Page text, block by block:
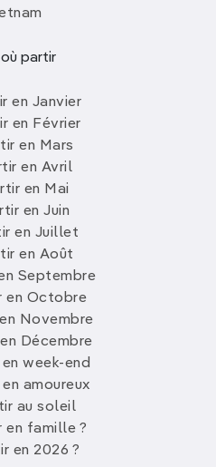
partir
en Janvier
en Février
en Mars
en Avril
en Mai
en Juin
en Juillet
en Août
Septembre
en Octobre
Novembre
Décembre
week-end
amoureux
au soleil
en famille ?
en 2026 ?